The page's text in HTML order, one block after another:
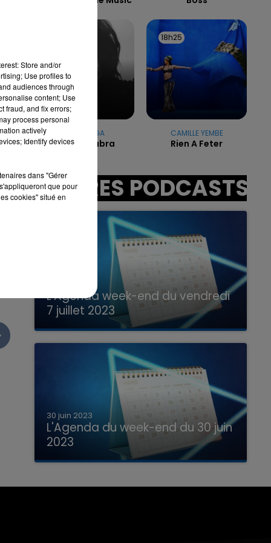
7h00 - 12h00
LA TEAM DU WEEK-END
LADY GAGA
Abracadabra
18h25
18h25
CAMILLE YEMBE
Rien A Feter
AUTRES PODCASTS
L'Agenda week-end du vendredi
7 juillet 2023
Que faire ce week-end dans les hauts-
de-France, la Marne et les Ardennes ?
30 juin 2023
L'Agenda du week-end du 30 juin
2023
Que faire ce week-end dans les hauts-
Store and/or
Use profiles to
audiences through
content; Use
fraud, and fix errors;
process personal
actively
Identify devices
dans "Gérer
que pour
cookies" situé en